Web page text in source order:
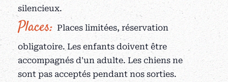
silencieux.
Places: Places limitées, réservation
obligatoire. Les enfants doivent être
accompagnés d'un adulte. Les chiens ne
sont pas acceptés pendant nos sorties.